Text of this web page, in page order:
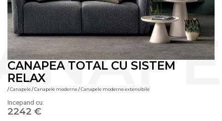
CANAPEA TOTAL CU SISTEM
RELAX
/Canapele/Canapele moderne/Canapele moderne extensibile
Incepand cu:
2242 €